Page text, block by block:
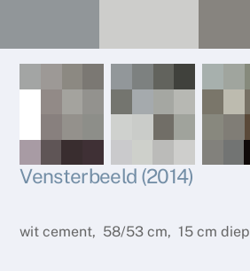
Vensterbeeld (2014)
wit cement, 58/53 cm, 15 cm diep